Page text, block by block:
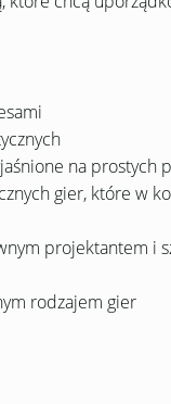
na prostych
gier, które w
projektantem i
rodzajem gier